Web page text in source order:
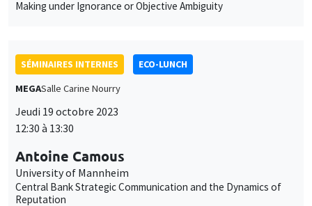
MEGASalle Carine Nourry
12:30 à 13:30
Antoine Camous
University of Mannheim
Central Bank Strategic Communication and the Dynamics of
Reputation
SÉMINAIRES INTERNES
ECO-LUNCH